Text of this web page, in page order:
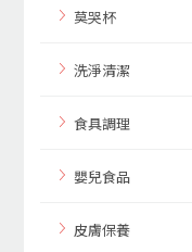
莫哭杯
洗淨清潔
食具調理
嬰兒食品
皮膚保養